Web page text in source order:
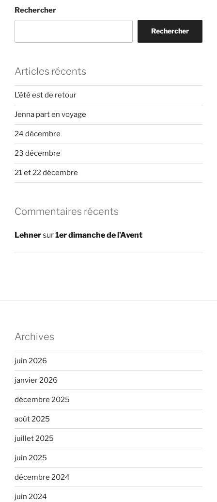
Rechercher
Rechercher
Articles récents
L’été est de retour
Jenna part en voyage
24 décembre
23 décembre
21 et 22 décembre
Commentaires récents
Lehnersur1er dimanche de l’Avent
Archives
juin 2026
janvier 2026
décembre 2025
août 2025
juillet 2025
juin 2025
décembre 2024
juin 2024